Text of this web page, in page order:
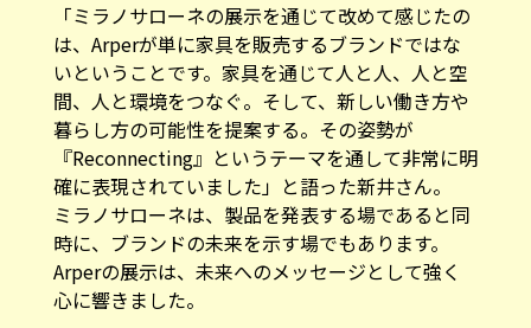
「ミラノサローネの展示を通じて改めて感じたの
は、Arperが単に家具を販売するブランドではな
いということです。家具を通じて人と人、人と空
間、人と環境をつなぐ。そして、新しい働き方や
暮らし方の可能性を提案する。その姿勢が
『Reconnecting』というテーマを通して非常に明
確に表現されていました」と語った新井さん。
ミラノサローネは、製品を発表する場であると同
時に、ブランドの未来を示す場でもあります。
Arperの展示は、未来へのメッセージとして強く
心に響きました。